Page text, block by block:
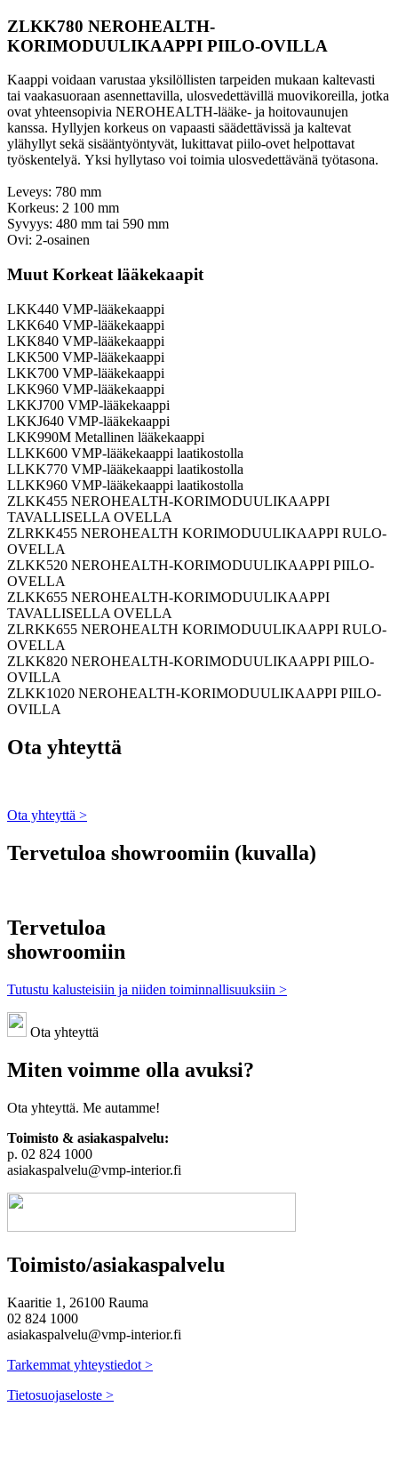
ZLKK780 NEROHEALTH-
KORIMODUULIKAAPPI PIILO-OVILLA
Kaappi voidaan varustaa yksilöllisten tarpeiden mukaan kaltevasti
tai vaakasuoraan asennettavilla, ulosvedettävillä muovikoreilla, jotka
ovat yhteensopivia NEROHEALTH-lääke- ja hoitovaunujen
kanssa. Hyllyjen korkeus on vapaasti säädettävissä ja kaltevat
ylähyllyt sekä sisääntyöntyvät, lukittavat piilo-ovet helpottavat
työskentelyä. Yksi hyllytaso voi toimia ulosvedettävänä työtasona.
Leveys: 780 mm
Korkeus: 2 100 mm
Syvyys: 480 mm tai 590 mm
Ovi: 2-osainen
Muut Korkeat lääkekaapit
LKK440 VMP-lääkekaappi
LKK640 VMP-lääkekaappi
LKK840 VMP-lääkekaappi
LKK500 VMP-lääkekaappi
LKK700 VMP-lääkekaappi
LKK960 VMP-lääkekaappi
LKKJ700 VMP-lääkekaappi
LKKJ640 VMP-lääkekaappi
LKK990M Metallinen lääkekaappi
LLKK600 VMP-lääkekaappi laatikostolla
LLKK770 VMP-lääkekaappi laatikostolla
LLKK960 VMP-lääkekaappi laatikostolla
ZLKK455 NEROHEALTH-KORIMODUULIKAAPPI
TAVALLISELLA OVELLA
ZLRKK455 NEROHEALTH KORIMODUULIKAAPPI RULO-
OVELLA
ZLKK520 NEROHEALTH-KORIMODUULIKAAPPI PIILO-
OVELLA
ZLKK655 NEROHEALTH-KORIMODUULIKAAPPI
TAVALLISELLA OVELLA
ZLRKK655 NEROHEALTH KORIMODUULIKAAPPI RULO-
OVELLA
ZLKK820 NEROHEALTH-KORIMODUULIKAAPPI PIILO-
OVILLA
ZLKK1020 NEROHEALTH-KORIMODUULIKAAPPI PIILO-
OVILLA
Ota yhteyttä
Ota yhteyttä >
Tervetuloa showroomiin (kuvalla)
Tervetuloa
showroomiin
Tutustu kalusteisiin ja niiden toiminnallisuuksiin >
Ota yhteyttä
Miten voimme olla avuksi?
Ota yhteyttä. Me autamme!
Toimisto & asiakaspalvelu:
p. 02 824 1000
asiakaspalvelu@vmp-interior.fi
Toimisto/asiakaspalvelu
Kaaritie 1, 26100 Rauma
02 824 1000
asiakaspalvelu@vmp-interior.fi
Tarkemmat yhteystiedot >
Tietosuojaseloste >